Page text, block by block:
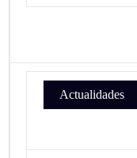
Actualidades